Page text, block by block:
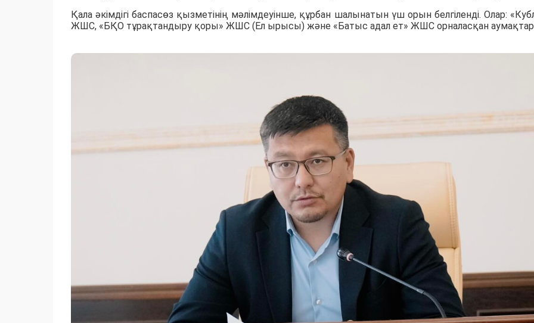
Қала әкімдігі баспасөз қызметінің мәлімдеуінше, құрбан шалынатын үш орын белгіленді. Олар:
ЖШС, «БҚО тұрақтандыру қоры» ЖШС (Ел ырысы) және «Батыс адал ет» ЖШС орналасқан